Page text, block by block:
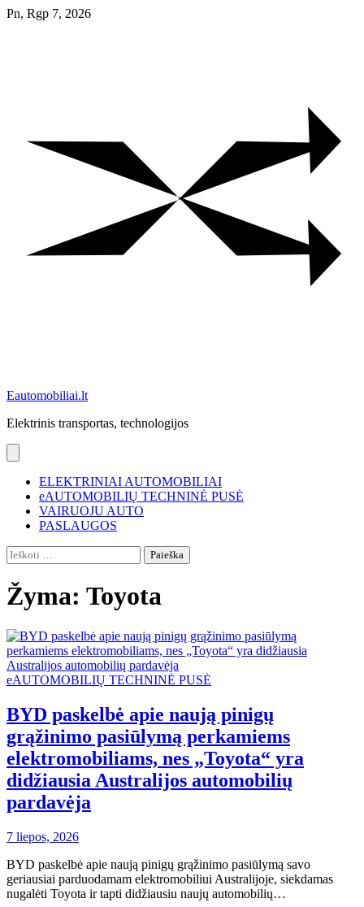
Skip
Pn, Rgp 7, 2026
Eautomobiliai.lt
Elektrinis transportas, technologijos
ELEKTRINIAI AUTOMOBILIAI
eAUTOMOBILIŲ TECHNINĖ PUSĖ
VAIRUOJU AUTO
PASLAUGOS
Ieškoti:
Žyma: Toyota
eAUTOMOBILIŲ TECHNINĖ PUSĖ
BYD paskelbė apie naują pinigų
grąžinimo pasiūlymą perkamiems
elektromobiliams, nes „Toyota“ yra
didžiausia Australijos automobilių
pardavėja
7 liepos, 2026
BYD paskelbė apie naują pinigų grąžinimo pasiūlymą savo
geriausiai parduodamam elektromobiliui Australijoje, siekdamas
nugalėti Toyota ir tapti didžiausiu naujų automobilių…